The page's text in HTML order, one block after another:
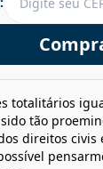
totalitários
tão
direitos